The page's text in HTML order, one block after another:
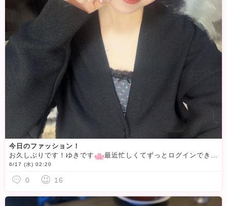
今日のファッション！
お久しぶりです！ゆきです
最近忙しくてずっとログインできていませんでしたが、やっと落ち着いて皆さんとお話しに来れるようになりました
6/17 (水) 02:20
0 16